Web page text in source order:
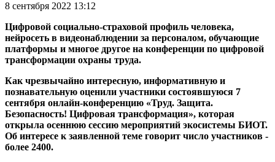
8 сентября 2022 13:12
Цифровой социально-страховой профиль человека,
нейросеть в видеонаблюдении за персоналом, обучающие
платформы и многое другое на конференции по цифровой
трансформации охраны труда.
Как чрезвычайно интересную, информативную и
познавательную оценили участники состоявшуюся 7
сентября онлайн-конференцию «Труд. Защита.
Безопасность! Цифровая трансформация», которая
открыла осеннюю сессию мероприятий экосистемы БИОТ.
Об интересе к заявленной теме говорит число участников -
более 2400.